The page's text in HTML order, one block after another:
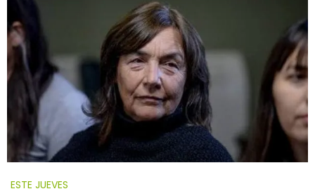
ESTE JUEVES